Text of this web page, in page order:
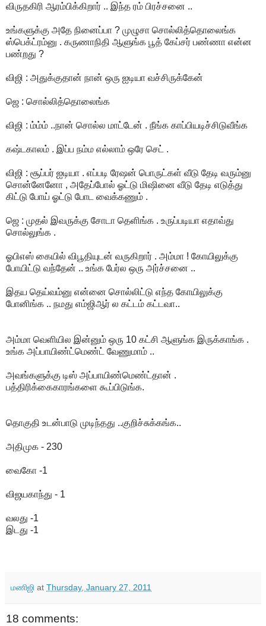
விருதகிரி ஆரம்பிக்கிறார் .. இந்த ரம் பிரச்சனை ..
உங்களுக்கு அதே நினைப்பா ? முழுசா சொல்லித்தொலைங்க
ஸ்பெக்ட்ரம்னு . கருணாநிதி ஆளுங்க பூத் கேப்சர் பண்ணா என்ன
பண்றது ?
விஜி : அதுக்குதான் நான் ஒரு ஐடியா வச்சிருக்கேன்
ஜெ : சொல்லித்தொலைங்க
விஜி : ம்ம்ம் ..நான் சொல்ல மாட்டேன் . நீங்க காப்பியடிச்சிடுவீங்க
கஷ்டகாலம் . இப்ப நம்ம எல்லாம் ஒரே செட் .
விஜி : சூப்பர் ஐடியா . எப்படி ரேஷன் பொருட்கள் வீடு தேடி வரும்னு
சொன்னேனோ , அதேப்போல் ஓட்டு மிஷினை வீடு தேடி எடுத்து
கிட்டு போய் ஓட்டு போட வைக்கணும் .
ஜெ : முதல் இவருக்கு சோடா தெளிங்க . உருப்படியா எதாவ்து
சொல்லுங்க .
ஓபிஎஸ் கையில் விபூதியுடன் வருகிறார் . அம்மா ! கோயிலுக்கு
போயிட்டு வந்தேன் .. உங்க பேர்ல ஒரு அர்ச்சனை ..
இதய தெய்வம்னு என்னை சொல்லிட்டு எந்த கோயிலுக்கு
போனிங்க .. நமது எம்ஜிஆர் ல கட்டம் கட்டவா..
அம்மா வெளியில இன்னும் ஒரு 10 கட்சி ஆளுங்க இருக்காங்க .
உங்க அப்பாயிண்ட்மெண்ட் வேணுமாம் ..
அவங்களுக்கு டிஸ் அப்பாயிண்மெண்ட்தான் .
பத்திரிக்கைகாரங்களை கூப்பிடுங்க.
தொகுதி உடன்பாடு முடிந்தது ..குறிச்சுக்கங்க..
அதிமுக - 230
வைகோ -1
விஜயகாந்து - 1
வலது -1
இடது -1
மணிஜி at Thursday, January 27, 2011
18 comments: